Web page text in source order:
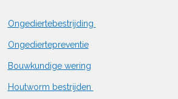
Ongediertebestrijding
Ongediertepreventie
Bouwkundige wering
Houtworm bestrijden